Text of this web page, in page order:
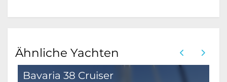
Ähnliche Yachten
Bavaria 38 Cruiser